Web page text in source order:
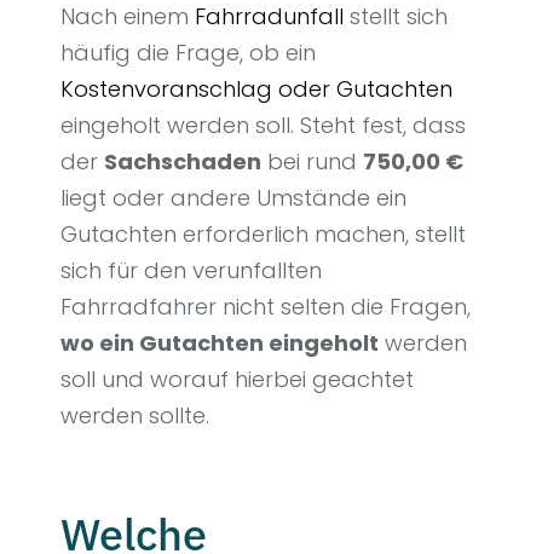
Nach einem Fahrradunfall stellt sich
häufig die Frage, ob ein
Kostenvoranschlag oder Gutachten
eingeholt werden soll. Steht fest, dass
der Sachschaden bei rund 750,00 €
liegt oder andere Umstände ein
Gutachten erforderlich machen, stellt
sich für den verunfallten
Fahrradfahrer nicht selten die Fragen,
wo ein Gutachten eingeholt werden
soll und worauf hierbei geachtet
werden sollte.
Welche